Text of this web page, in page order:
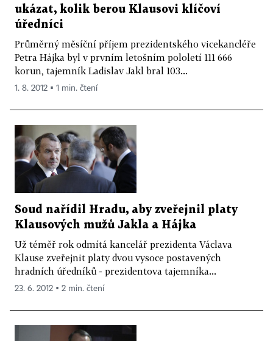
ukázat, kolik berou Klausovi klíčoví
úředníci
Průměrný měsíční příjem prezidentského vicekancléře
Petra Hájka byl v prvním letošním pololetí 111 666
korun, tajemník Ladislav Jakl bral 103...
1. 8. 2012 ▪ 1 min. čtení
Soud nařídil Hradu, aby zveřejnil platy
Klausových mužů Jakla a Hájka
Už téměř rok odmítá kancelář prezidenta Václava
Klause zveřejnit platy dvou vysoce postavených
hradních úředníků - prezidentova tajemníka...
23. 6. 2012 ▪ 2 min. čtení